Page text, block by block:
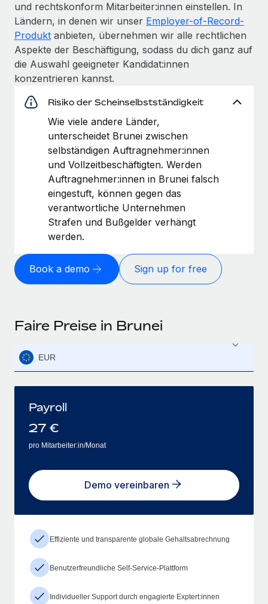
und rechtskonform Mitarbeiter:innen einstellen. In
Ländern, in denen wir unser Employer-of-Record-
Produkt anbieten, übernehmen wir alle rechtlichen
Aspekte der Beschäftigung, sodass du dich ganz auf
die Auswahl geeigneter Kandidat:innen
konzentrieren kannst.
Risiko der Scheinselbstständigkeit
Wie viele andere Länder,
unterscheidet Brunei zwischen
selbständigen Auftragnehmer:innen
und Vollzeitbeschäftigten. Werden
Auftragnehmer:innen in Brunei falsch
eingestuft, können gegen das
verantwortliche Unternehmen
Strafen und Bußgelder verhängt
werden.
Book a demo Sign up for free
Faire Preise in Brunei
EUR
Payroll
27 €
pro Mitarbeiter:in/Monat
Demo vereinbaren
Effiziente und transparente globale Gehaltsabrechnung
Benutzerfreundliche Self-Service-Plattform
Individueller Support durch engagierte Exptert:innen